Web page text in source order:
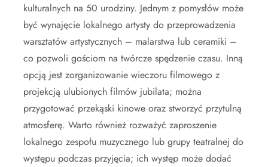
kulturalnych na 50 urodziny. Jednym z pomysłów może
być wynajęcie lokalnego artysty do przeprowadzenia
warsztatów artystycznych – malarstwa lub ceramiki –
co pozwoli gościom na twórcze spędzenie czasu. Inną
opcją jest zorganizowanie wieczoru filmowego z
projekcją ulubionych filmów jubilata; można
przygotować przekąski kinowe oraz stworzyć przytulną
atmosferę. Warto również rozważyć zaproszenie
lokalnego zespołu muzycznego lub grupy teatralnej do
występu podczas przyjęcia; ich występ może dodać